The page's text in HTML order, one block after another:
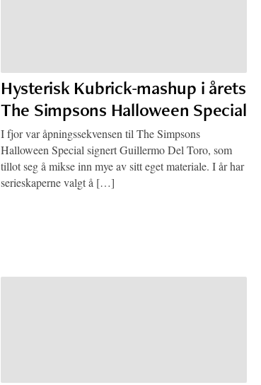
Hysterisk Kubrick-mashup i årets
The Simpsons Halloween Special
I fjor var åpningssekvensen til The Simpsons
Halloween Special signert Guillermo Del Toro, som
tillot seg å mikse inn mye av sitt eget materiale. I år har
serieskaperne valgt å […]